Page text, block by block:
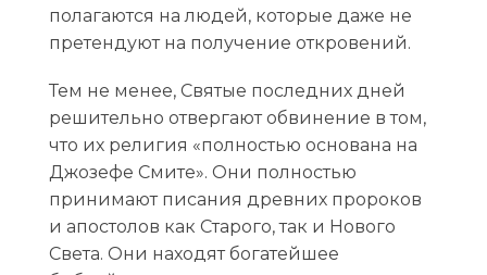
полагаются на людей, которые даже не
претендуют на получение откровений.
Тем не менее, Святые последних дней
решительно отвергают обвинение в том,
что их религия «полностью основана на
Джозефе Смите». Они полностью
принимают писания древних пророков
и апостолов как Старого, так и Нового
Света. Они находят богатейшее